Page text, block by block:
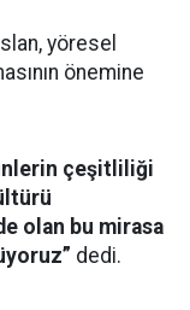
yöresel
önemine
çeşitliliği
olan bu mirasa
dedi.